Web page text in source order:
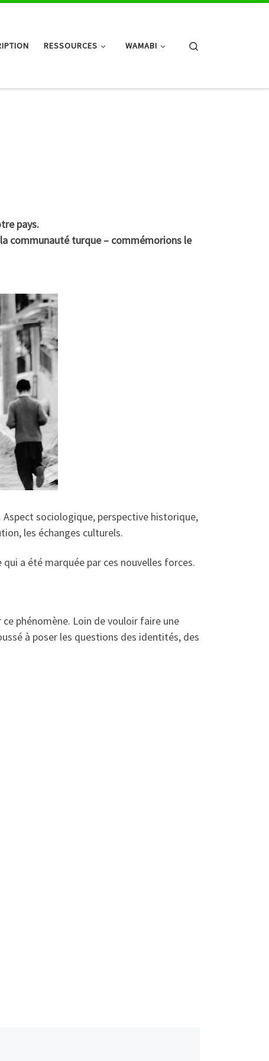
RESSOURCES WAMABI
pays.
communauté turque – commémorions le
sociologique, perspective historique,
les échanges culturels.
a été marquée par ces nouvelles forces.
phénomène. Loin de vouloir faire une
à poser les questions des identités, des